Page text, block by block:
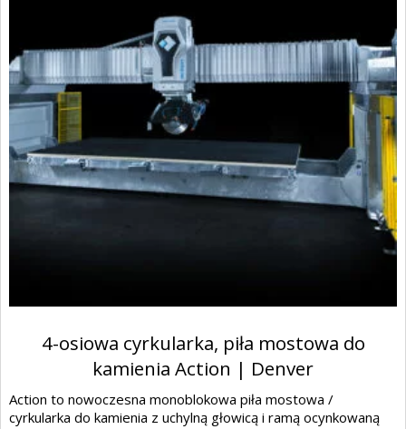
4-osiowa cyrkularka, piła mostowa do
kamienia Action | Denver
Action to nowoczesna monoblokowa piła mostowa /
cyrkularka do kamienia z uchylną głowicą i ramą ocynkowaną